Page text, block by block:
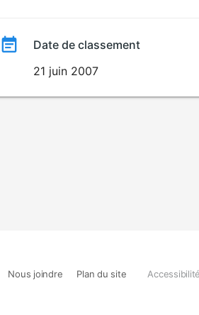
Date de classement
21 juin 2007
Nous joindre Plan du site Accessibilité